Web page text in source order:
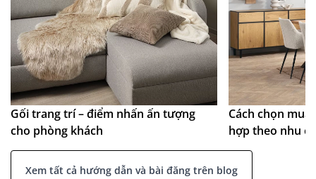
Gối trang trí – điểm nhấn ấn tượng
cho phòng khách
Cách chọn
hợp theo nhu
Xem tất cả hướng dẫn và bài đăng trên blog